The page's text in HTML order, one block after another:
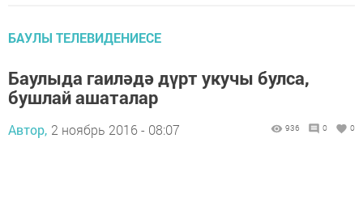
БАУЛЫ ТЕЛЕВИДЕНИЕСЕ
Баулыда гаиләдә дүрт укучы булса,
бушлай ашаталар
Автор, 2 ноябрь 2016 - 08:07 936 0 0